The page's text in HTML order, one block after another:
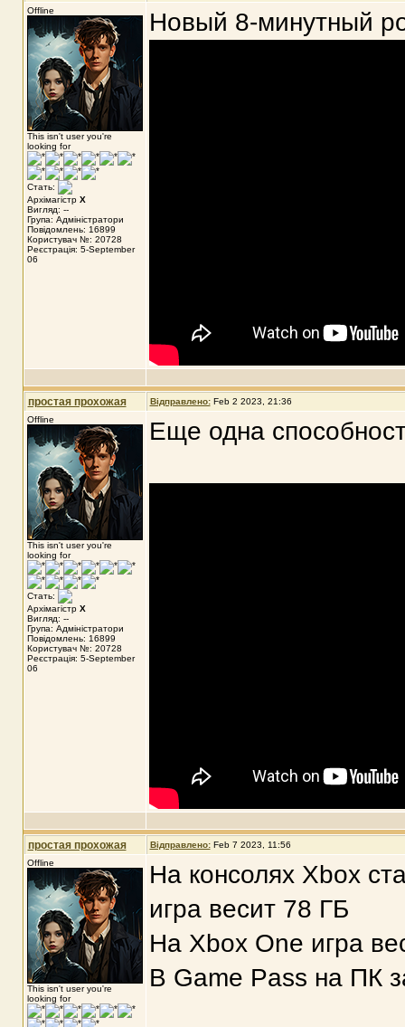
Offline
This isn't user you're
looking for
Стать:
Архімагістр X
Вигляд: --
Група: Адміністратори
Повідомлень: 16899
Користувач №: 20728
Реєстрація: 5-September
06
Новый 8-минутный
простая прохожая Відправлено: Feb 2 2023, 21:36
Offline
This isn't user you're
looking for
Стать:
Архімагістр X
Вигляд: --
Група: Адміністратори
Повідомлень: 16899
Користувач №: 20728
Реєстрація: 5-September
06
Еще одна
простая прохожая Відправлено: Feb 7 2023, 11:56
Offline
This isn't user you're
looking for
На консолях Xbox
игра весит 78 ГБ
На Xbox One игра
В Game Pass на ПК